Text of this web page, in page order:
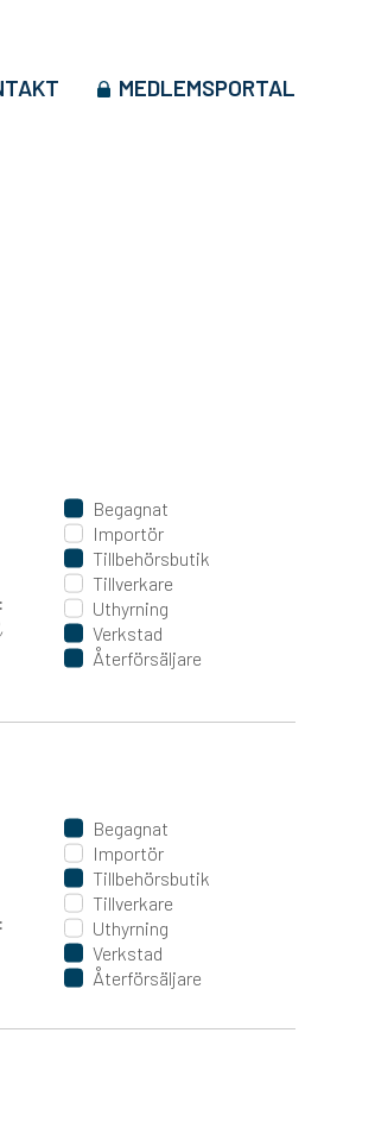
MEDLEMSPORTAL
Begagnat
Importör
Tillbehörsbutik
Tillverkare
Uthyrning
Verkstad
Återförsäljare
Begagnat
Importör
Tillbehörsbutik
Tillverkare
Uthyrning
Verkstad
Återförsäljare